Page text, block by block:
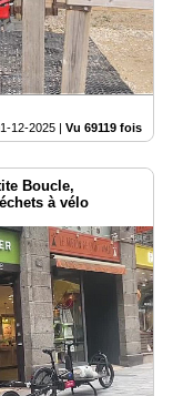
12-2025 Vu 69119 fois
Boucle,
à vélo